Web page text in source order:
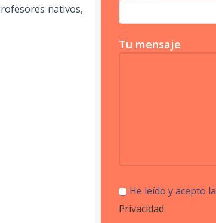
nativos,
Tu mensaje
He leído y acepto la
Privacidad